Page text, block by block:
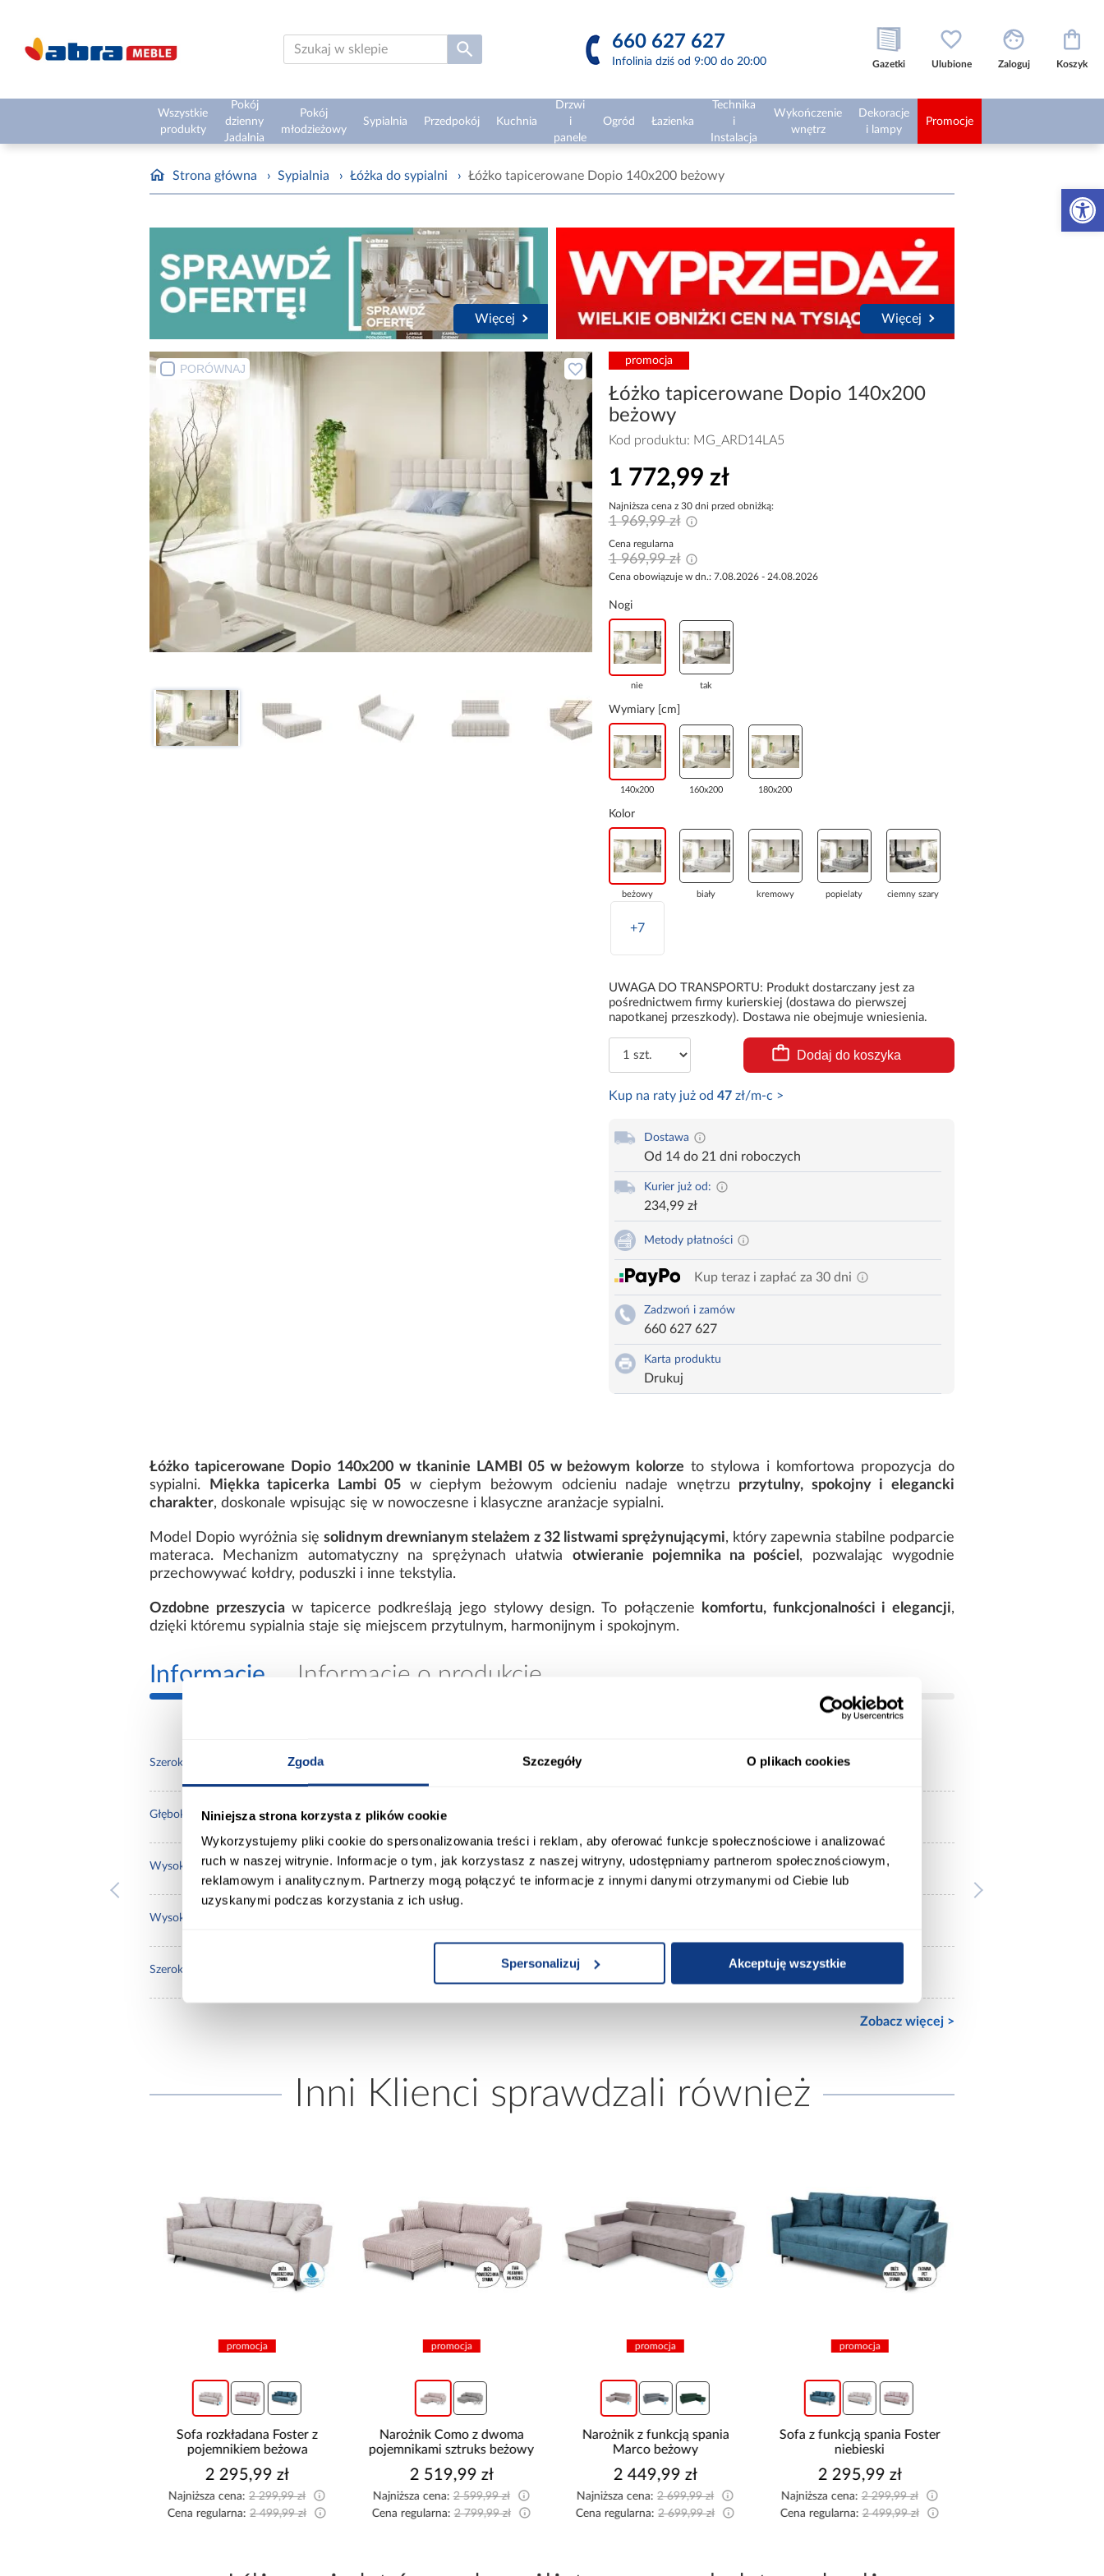
Zgoda Szczegóły O plikach cookies
Niniejsza strona korzysta z plików cookie
Wykorzystujemy pliki cookie do spersonalizowania treści i reklam, aby oferować funkcje społecznościowe i analizować
ruch w naszej witrynie. Informacje o tym, jak korzystasz z naszej witryny, udostępniamy partnerom społecznościowym,
reklamowym i analitycznym. Partnerzy mogą połączyć te informacje z innymi danymi otrzymanymi od Ciebie lub
uzyskanymi podczas korzystania z ich usług.
Spersonalizuj Akceptuję wszystkie
Otwórz
660 627 627
Infolinia dziś od 9:00 do 20:00 Gazetki Ulubione Zaloguj Koszyk
Wszystkie
produkty
Pokój
dzienny
Jadalnia
Pokój
młodzieżowy
Sypialnia Przedpokój Kuchnia
Drzwi
i
panele
Ogród Łazienka
Technika
i
Instalacja
Wykończenie
wnętrz
Dekoracje
i lampy
Promocje
Strona główna › Sypialnia › Łóżka do sypialni › Łóżko tapicerowane Dopio 140x200 beżowy
Więcej Więcej
PORÓWNAJ
promocja
Łóżko tapicerowane Dopio 140x200
beżowy
Kod produktu: MG_ARD14LA5
1 772,99 zł
Najniższa cena z 30 dni przed obniżką:
1 969,99 zł
Cena regularna
1 969,99 zł
Cena obowiązuje w dn.: 7.08.2026 - 24.08.2026
Nogi
nie tak
Wymiary [cm]
140x200 160x200 180x200
Kolor
beżowy biały kremowy popielaty ciemny szary
+7
UWAGA DO TRANSPORTU: Produkt dostarczany jest za
pośrednictwem firmy kurierskiej (dostawa do pierwszej
napotkanej przeszkody). Dostawa nie obejmuje wniesienia.
Dodaj do koszyka
Kup na raty już od 47zł/m-c >
Dostawa
Od 14 do 21 dni roboczych
Kurier już od:
234,99 zł
Metody płatności
Kup teraz i zapłać za 30 dni
Zadzwoń i zamów
660 627 627
Karta produktu
Drukuj
Łóżko tapicerowane Dopio 140x200 w tkaninie LAMBI 05 w beżowym kolorze to stylowa i komfortowa propozycja do
sypialni.
Miękka tapicerka Lambi 05 w ciepłym beżowym odcieniu nadaje wnętrzu przytulny, spokojny i elegancki
charakter, doskonale wpisując się w nowoczesne i klasyczne aranżacje sypialni.
Model Dopio wyróżnia sięsolidnym drewnianym stelażem z 32 listwami sprężynującymi, który zapewnia stabilne podparcie
materaca. Mechanizm automatyczny na sprężynach ułatwia otwieranie pojemnika na pościel , pozwalając wygodnie
przechowywać kołdry, poduszki i inne tekstylia.
Ozdobne przeszyciaw tapicerce podkreślają jego stylowy design. To połączenie komfortu, funkcjonalności i elegancji,
dzięki któremu sypialnia staje się miejscem przytulnym, harmonijnym i spokojnym.
Informacje Informacje o produkcie
Szerokość [cm]:
Głębokość [cm]: 211.00
Wysokość [cm]: 106.00
Wysokość do siedziska [cm]:
Szerokość pow. spania [cm]:
Długość pow. spania [cm]: 200.00
Materac w komplecie: Bez materaca
Stelaż w komplecie: Ze stelażem
Zobacz więcej >
Inni Klienci sprawdzali również
promocja
Sofa rozkładana Foster z
pojemnikiem beżowa
2 295,99 zł
Najniższa cena: 2 299,99 zł
Cena regularna: 2 499,99 zł
promocja
Narożnik Como z dwoma
pojemnikami sztruks beżowy
2 519,99 zł
Najniższa cena: 2 599,99 zł
Cena regularna: 2 799,99 zł
promocja
Narożnik z funkcją spania
Marco beżowy
2 449,99 zł
Najniższa cena: 2 699,99 zł
Cena regularna: 2 699,99 zł
promocja
Sofa z funkcją spania Foster
niebieski
2 295,99 zł
Najniższa cena: 2 299,99 zł
Cena regularna: 2 499,99 zł